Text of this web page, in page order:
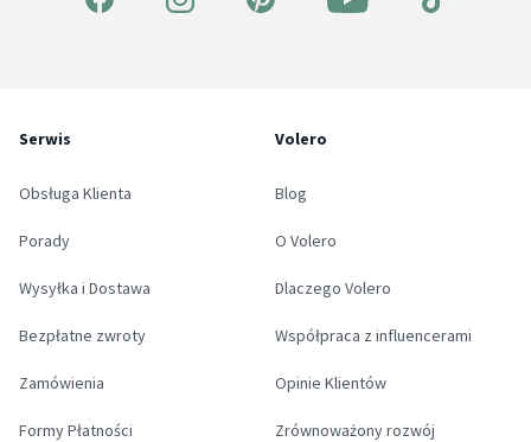
Serwis
Obsługa Klienta
Porady
Wysyłka i Dostawa
Bezpłatne zwroty
Zamówienia
Formy Płatności
Volero
Blog
O Volero
Dlaczego Volero
Współpraca z influencerami
Opinie Klientów
Zrównoważony rozwój